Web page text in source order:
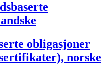
obligasjoner
norske